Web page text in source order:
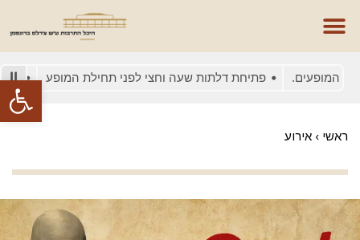
פתח פתיחת דלתות שעה וחצי לפני תחילת המופע בשל
ראשי › אירוע